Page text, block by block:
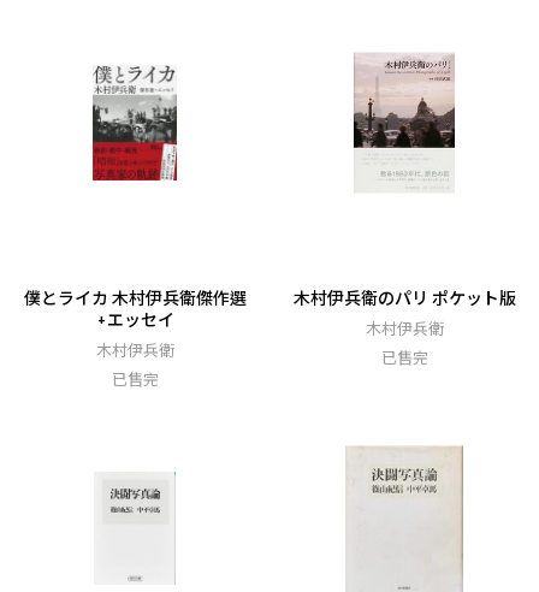
僕とライカ 木村伊兵衛傑作選
+エッセイ
木村伊兵衛
已售完
木村伊兵衛のパリ ポケット版
木村伊兵衛
已售完